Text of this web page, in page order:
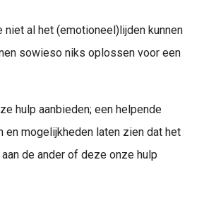
niet al het (emotioneel)lijden kunnen
sowieso niks oplossen voor een
hulp aanbieden; een helpende
en mogelijkheden laten zien dat het
de ander of deze onze hulp